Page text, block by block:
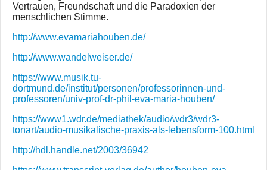
Vertrauen, Freundschaft und die Paradoxien der
menschlichen Stimme.
http://www.evamariahouben.de/
http://www.wandelweiser.de/
https://www.musik.tu-
dortmund.de/institut/personen/professorinnen-und-
professoren/univ-prof-dr-phil-eva-maria-houben/
https://www1.wdr.de/mediathek/audio/wdr3/wdr3-
tonart/audio-musikalische-praxis-als-lebensform-100.html
http://hdl.handle.net/2003/36942